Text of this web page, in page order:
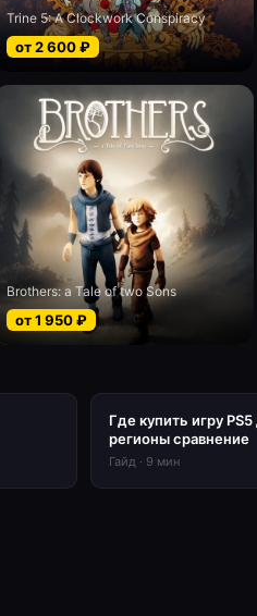
Trine 5: A Clockwork Conspiracy
от2 600₽
Brothers: a Tale of two Sons
от1 950₽
Где купить игру
регионы сравнение
Гайд · 9 мин